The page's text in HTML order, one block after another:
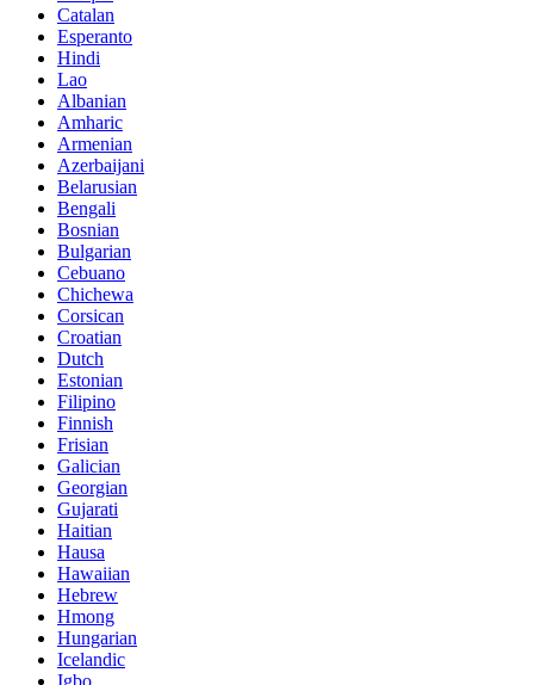
Catalan
Esperanto
Hindi
Lao
Albanian
Amharic
Armenian
Azerbaijani
Belarusian
Bengali
Bosnian
Bulgarian
Cebuano
Chichewa
Corsican
Croatian
Dutch
Estonian
Filipino
Finnish
Frisian
Galician
Georgian
Gujarati
Haitian
Hausa
Hawaiian
Hebrew
Hmong
Hungarian
Icelandic
Igbo